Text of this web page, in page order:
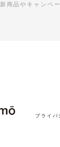
新商品やキャンペ
プライバ